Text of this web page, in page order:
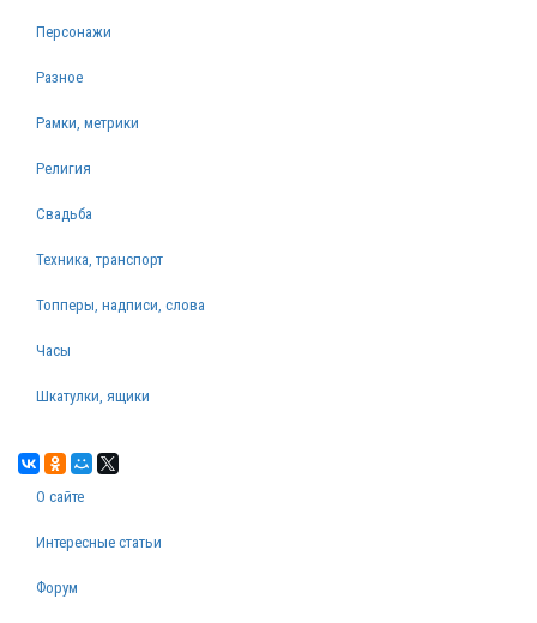
Персонажи
Разное
Рамки, метрики
Религия
Свадьба
Техника, транспорт
Топперы, надписи, слова
Часы
Шкатулки, ящики
О сайте
Интересные статьи
Форум